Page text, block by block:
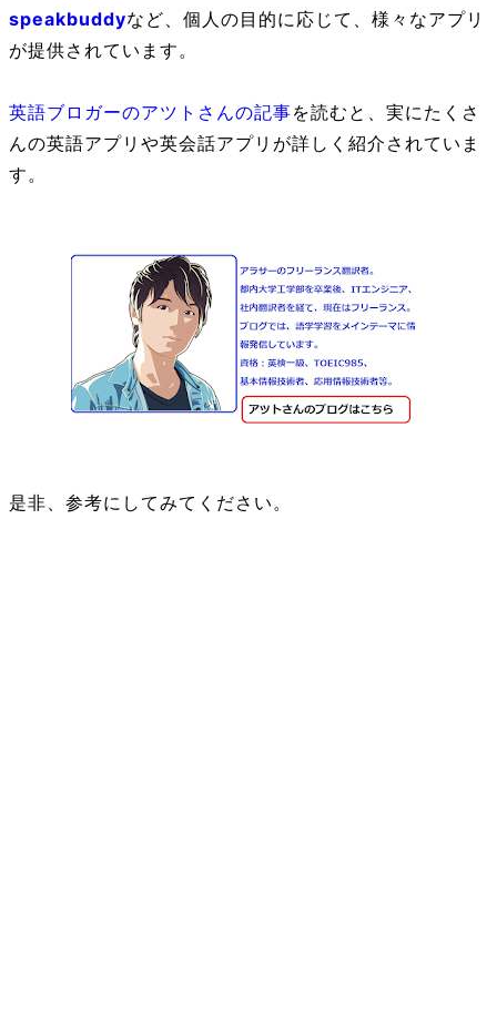
speakbuddyなど、個人の目的に応じて、様々なアプリ
が提供されています。
英語ブロガーのアツトさんの記事を読むと、実にたくさ
んの英語アプリや英会話アプリが詳しく紹介されていま
す。
是非、参考にしてみてください。